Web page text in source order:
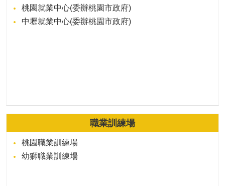
桃園就業中心(委辦桃園市政府)
中壢就業中心(委辦桃園市政府)
職業訓練場
桃園職業訓練場
幼獅職業訓練場